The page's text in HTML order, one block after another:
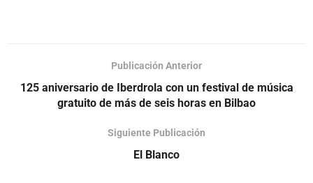
Publicación Anterior
125 aniversario de Iberdrola con un festival de música
gratuito de más de seis horas en Bilbao
Siguiente Publicación
El Blanco